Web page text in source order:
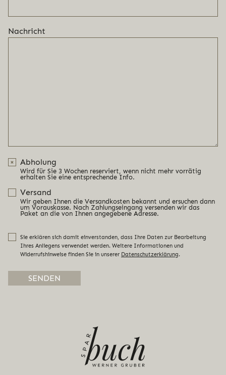
Nachricht
Abholung
Wird für Sie 3 Wochen reserviert, wenn nicht mehr vorrätig
erhalten Sie eine entsprechende Info.
Versand
Wir geben Ihnen die Versandkosten bekannt und ersuchen dann
um Vorauskasse. Nach Zahlungseingang versenden wir das
Paket an die von Ihnen angegebene Adresse.
Sie erklären sich damit einverstanden, dass Ihre Daten zur Bearbeitung
Ihres Anliegens verwendet werden. Weitere Informationen und
Widerrufshinweise finden Sie in unserer Datenschutzerklärung.